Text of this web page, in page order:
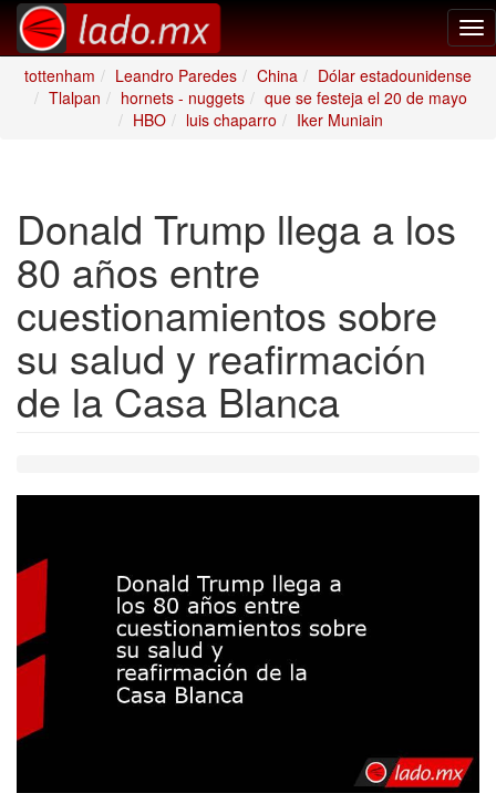
tottenham
Leandro Paredes China
Dólar estadounidense
Tlalpan
hornets - nuggets
que se festeja el 20 de mayo
HBO
luis chaparro Iker Muniain
Donald Trump llega a los
80 años entre
cuestionamientos sobre
su salud y reafirmación
de la Casa Blanca